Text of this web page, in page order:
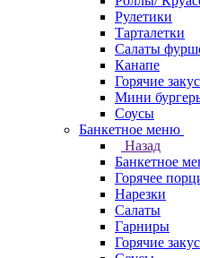
Рулетики
Тарталетки
Салаты
Канапе
Горячие
Мини
Соусы
Банкетное меню
Назад
Банкетное
Горячее
Нарезки
Салаты
Гарниры
Горячие